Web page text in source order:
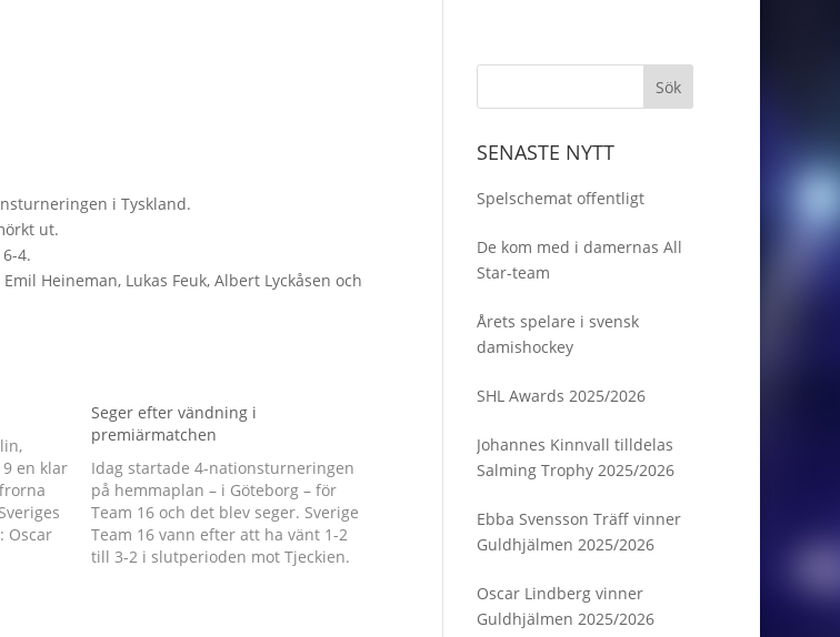
i Tyskland.
ut.
4.
Heineman, Lukas Feuk, Albert Lyckåsen och
en klar
Oscar
Seger efter vändning i
premiärmatchen
Idag startade 4-nationsturneringen
på hemmaplan – i Göteborg – för
Team 16 och det blev seger. Sverige
Team 16 vann efter att ha vänt 1-2
till 3-2 i slutperioden mot Tjeckien.
SENASTE NYTT
Spelschemat offentligt
De kom med i damernas All
Star-team
Årets spelare i svensk
damishockey
SHL Awards 2025/2026
Johannes Kinnvall tilldelas
Salming Trophy 2025/2026
Ebba Svensson Träff vinner
Guldhjälmen 2025/2026
Oscar Lindberg vinner
Guldhjälmen 2025/2026